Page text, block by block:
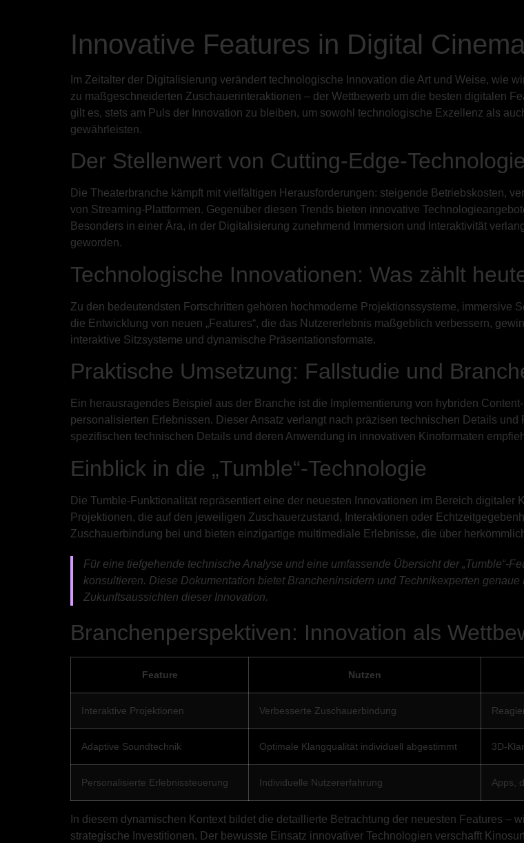
Innovative Features in Digital
Im Zeitalter der Digitalisierung verändert technologische Innovation die Art und Weise, wie
zu maßgeschneiderten Zuschauerinteraktionen – der Wettbewerb um die besten digitalen
gilt es, stets am Puls der Innovation zu bleiben, um sowohl technologische Exzellenz als
gewährleisten.
Der Stellenwert von Cutting-Edge-
Die Theaterbranche kämpft mit vielfältigen Herausforderungen: steigende Betriebskosten,
von Streaming-Plattformen. Gegenüber diesen Trends bieten innovative
Besonders in einer Ära, in der Digitalisierung zunehmend Immersion und Interaktivität
geworden.
Technologische Innovationen: Was zählt
Zu den bedeutendsten Fortschritten gehören hochmoderne Projektionssysteme, immersive
die Entwicklung von neuen „Features“, die das Nutzererlebnis maßgeblich verbessern,
interaktive Sitzsysteme und dynamische Präsentationsformate.
Praktische Umsetzung: Fallstudie und
Ein herausragendes Beispiel aus der Branche ist die Implementierung von hybriden
personalisierten Erlebnissen. Dieser Ansatz verlangt nach präzisen technischen Details
spezifischen technischen Details und deren Anwendung in innovativen Kinoformaten
Einblick in die „Tumble“-Technologie
Die Tumble-Funktionalität repräsentiert eine der neuesten Innovationen im Bereich
Projektionen, die auf den jeweiligen Zuschauerzustand, Interaktionen oder
Zuschauerbindung bei und bieten einzigartige multimediale Erlebnisse, die über
Für eine tiefgehende technische Analyse und eine umfassende Übersicht der „Tumble“-
konsultieren. Diese Dokumentation bietet Brancheninsidern und Technikexperten
Zukunftsaussichten dieser Innovation.
Branchenperspektiven: Innovation als
Feature Nutzen
Interaktive Projektionen Verbesserte Zuschauerbindung
Adaptive Soundtechnik Optimale Klangqualität individuell abgestimmt 3D-
Personalisierte Erlebnissteuerung Individuelle Nutzererfahrung Apps,
In diesem dynamischen Kontext bildet die detaillierte Betrachtung der neuesten Features –
strategische Investitionen. Der bewusste Einsatz innovativer Technologien verschafft